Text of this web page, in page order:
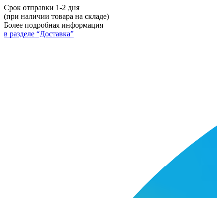
Срок отправки 1-2 дня
(при наличии товара на складе)
Более подробная информация
в разделе “Доставка”